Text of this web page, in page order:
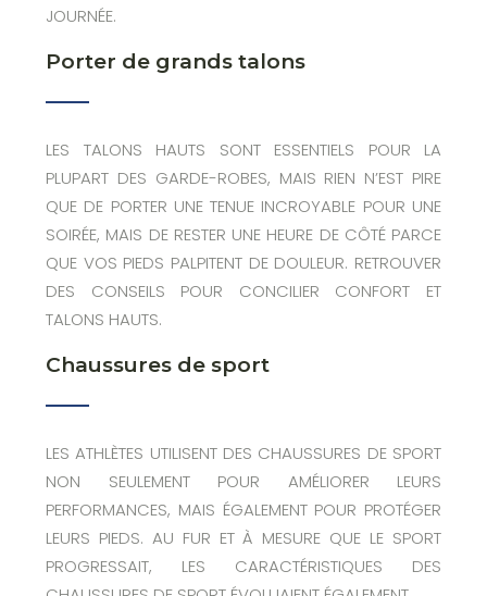
JOURNÉE.
Porter de grands talons
LES TALONS HAUTS SONT ESSENTIELS POUR LA
PLUPART DES GARDE-ROBES, MAIS RIEN N’EST PIRE
QUE DE PORTER UNE TENUE INCROYABLE POUR UNE
SOIRÉE, MAIS DE RESTER UNE HEURE DE CÔTÉ PARCE
QUE VOS PIEDS PALPITENT DE DOULEUR. RETROUVER
DES CONSEILS POUR CONCILIER CONFORT ET
TALONS HAUTS.
Chaussures de sport
LES ATHLÈTES UTILISENT DES CHAUSSURES DE SPORT
NON SEULEMENT POUR AMÉLIORER LEURS
PERFORMANCES, MAIS ÉGALEMENT POUR PROTÉGER
LEURS PIEDS. AU FUR ET À MESURE QUE LE SPORT
PROGRESSAIT, LES CARACTÉRISTIQUES DES